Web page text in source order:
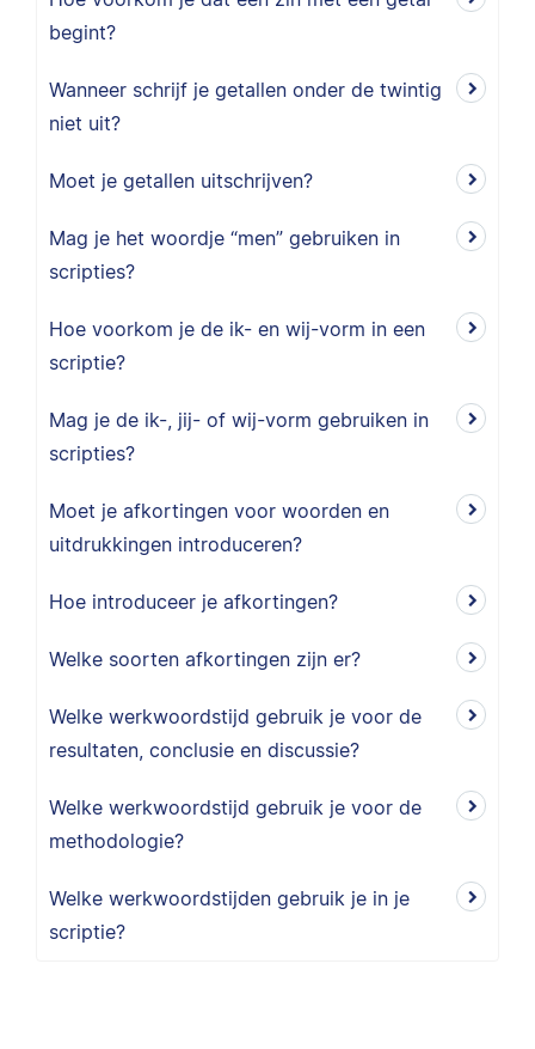
begint?
Wanneer schrijf je getallen onder de twintig
niet uit?
Moet je getallen uitschrijven?
Mag je het woordje “men” gebruiken in
scripties?
Hoe voorkom je de ik- en wij-vorm in een
scriptie?
Mag je de ik-, jij- of wij-vorm gebruiken in
scripties?
Moet je afkortingen voor woorden en
uitdrukkingen introduceren?
Hoe introduceer je afkortingen?
Welke soorten afkortingen zijn er?
Welke werkwoordstijd gebruik je voor de
resultaten, conclusie en discussie?
Welke werkwoordstijd gebruik je voor de
methodologie?
Welke werkwoordstijden gebruik je in je
scriptie?